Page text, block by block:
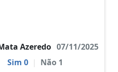
Azeredo 07/11/2025
Sim 0 | Não 1